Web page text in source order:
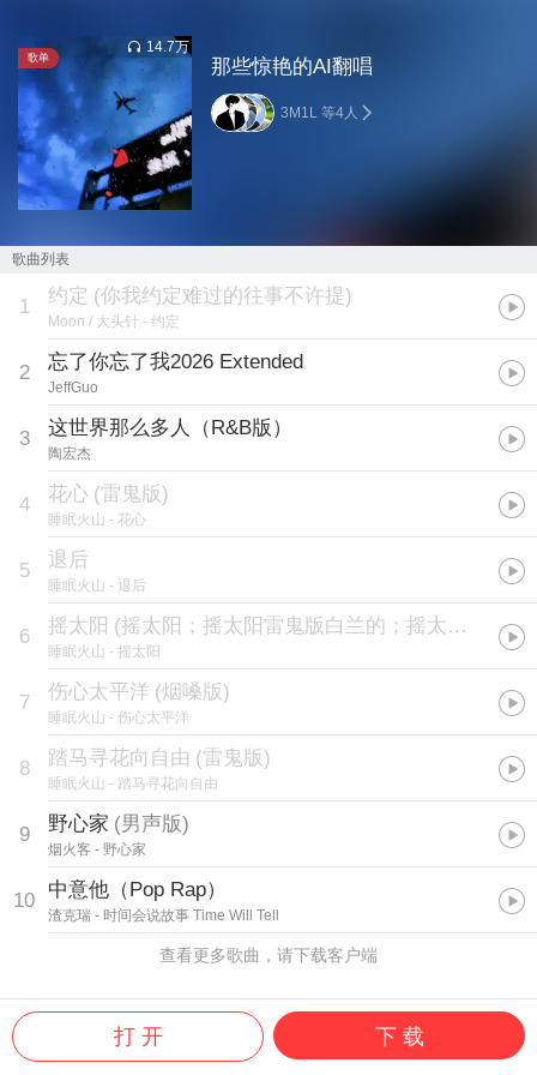
歌单
14.7万
那些惊艳的AI翻唱
3M1L 等4人
歌曲列表
1 约定 (你我约定难过的往事不许提)
Moon / 大头针 - 约定
2 忘了你忘了我2026 Extended
JeffGuo
3 这世界那么多人（R&B版）
陶宏杰
4 花心 (雷鬼版)
睡眠火山 - 花心
5 退后
睡眠火山 - 退后
6 摇太阳 (摇太阳；摇太阳雷鬼版白兰的；摇太阳抖音；摇太阳白兰的；摇太阳雷鬼版；摇太阳雷鬼；我们一起摇啊摇太阳；摇太阳雷鬼版；
睡眠火山 - 摇太阳
7 伤心太平洋 (烟嗓版)
睡眠火山 - 伤心太平洋
8 踏马寻花向自由 (雷鬼版)
睡眠火山 - 踏马寻花向自由
9 野心家 (男声版)
烟火客 - 野心家
10 中意他（Pop Rap）
渣克瑞 - 时间会说故事 Time Will Tell
查看更多歌曲，请下载客户端
打 开 下 载